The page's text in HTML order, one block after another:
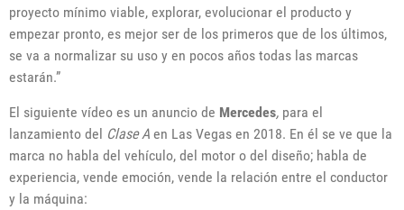
proyecto mínimo viable, explorar, evolucionar el producto y
empezar pronto, es mejor ser de los primeros que de los últimos,
se va a normalizar su uso y en pocos años todas las marcas
estarán.”
El siguiente vídeo es un anuncio de Mercedes, para el
lanzamiento del Clase A en Las Vegas en 2018. En él se ve que la
marca no habla del vehículo, del motor o del diseño; habla de
experiencia, vende emoción, vende la relación entre el conductor
y la máquina: